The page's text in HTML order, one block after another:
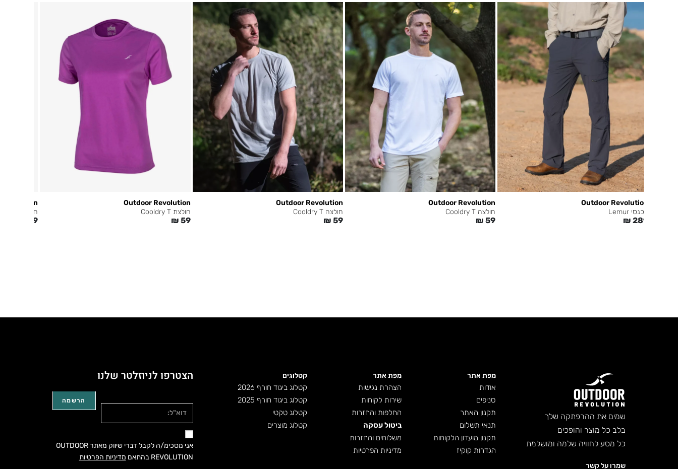
Outdoor Revolution
מכנסי Lemur
₪ 289
Outdoor Revolution
חולצה Cooldry T
₪ 59
Outdoor Revolution
חולצה Cooldry T
₪ 59
Outdoor Revolution
חולצת Cooldry T
₪ 59
חולצת Cooldry T
59
שמים את ההרפתקה שלך
בלב כל מוצר והופכים
כל מסע לחוויה שלמה ומושלמת
שמרו על קשר
קטלוגים
קטלוג ביגוד חורף 2026
קטלוג ביגוד חורף 2025
קטלוג טקטי
קטלוג מוצרים
מפת אתר
הצהרת נגישות
שירות לקוחות
החלפות והחזרות
ביטול עסקה
משלוחים והחזרות
מדיניות הפרטיות
מפת אתר
אודות
סניפים
תקנון האתר
תנאי תשלום
תקנון מועדון הלקוחות
הגדרות קוקיז
הצטרפו לניוזלטר שלנו
אני מסכימ/ה לקבל דברי שיווק מאתר OUTDOOR
REVOLUTION בהתאם
מדיניות הפרטיות